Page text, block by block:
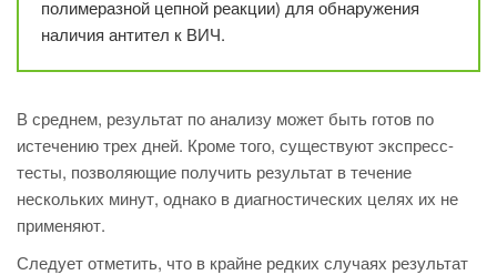
полимеразной цепной реакции) для обнаружения
наличия антител к ВИЧ.
В среднем, результат по анализу может быть готов по
истечению трех дней. Кроме того, существуют экспресс-
тесты, позволяющие получить результат в течение
нескольких минут, однако в диагностических целях их не
применяют.
Следует отметить, что в крайне редких случаях результат